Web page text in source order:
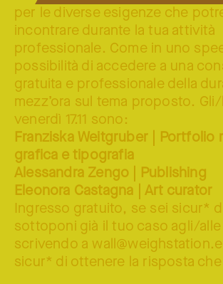
per le diverse esigenze che
incontrare durante la tua attività
professionale. Come in uno
possibilità di accedere a una
gratuita e professionale della
mezz’ora sul tema proposto.
venerdì 17.11 sono:
Franziska Weitgruber | Portfolio
grafica e tipografia
Alessandra Zengo | Publishing
Eleonora Castagna | Art curator
Ingresso gratuito, se sei sicur*
sottoponi già il tuo caso agli/
scrivendo a
sicur* di ottenere la risposta